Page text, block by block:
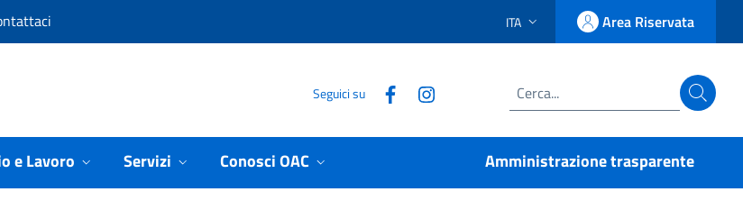
LINGUA SELEZIONATA:
ITA Accedi
Area Riservata
Seguici su Seguici su Facebook
Seguici su Instagram
Cerca
e Lavoro Servizi Conosci OAC Amministrazione trasparente